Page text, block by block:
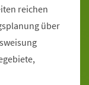
reichen
über